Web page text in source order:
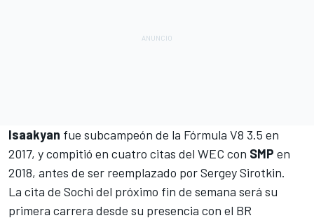
Isaakyan fue subcampeón de la Fórmula V8 3.5 en
2017, y compitió en cuatro citas del WEC con SMP en
2018, antes de ser reemplazado por Sergey Sirotkin.
La cita de Sochi del próximo fin de semana será su
primera carrera desde su presencia con el BR